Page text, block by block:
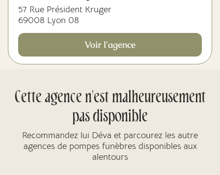
57 Rue Président Kruger
69008 Lyon 08
Voir l'agence
Cette agence n'est malheureusement
pas disponible
Recommandez lui Déva et parcourez les autre
agences de pompes funèbres disponibles aux
alentours